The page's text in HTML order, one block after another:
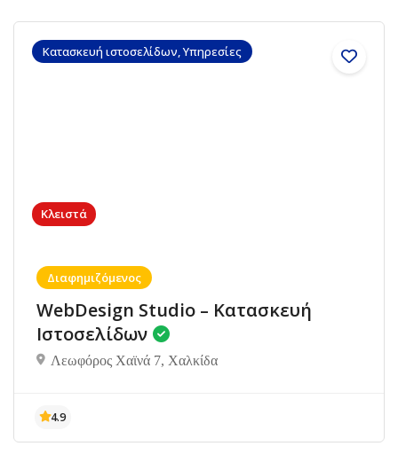
Κλειστά
Κατασκευή ιστοσελίδων, Υπηρεσίες
Διαφημιζόμενος
WebDesign Studio – Κατασκευή
Ιστοσελίδων
Λεωφόρος Χαϊνά 7, Χαλκίδα